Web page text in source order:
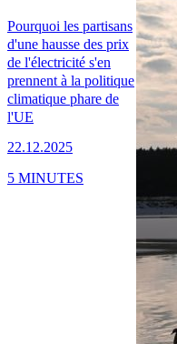
Pourquoi les partisans
d'une hausse des prix
de l'électricité s'en
prennent à la politique
climatique phare de
l'UE
22.12.2025
5 MINUTES